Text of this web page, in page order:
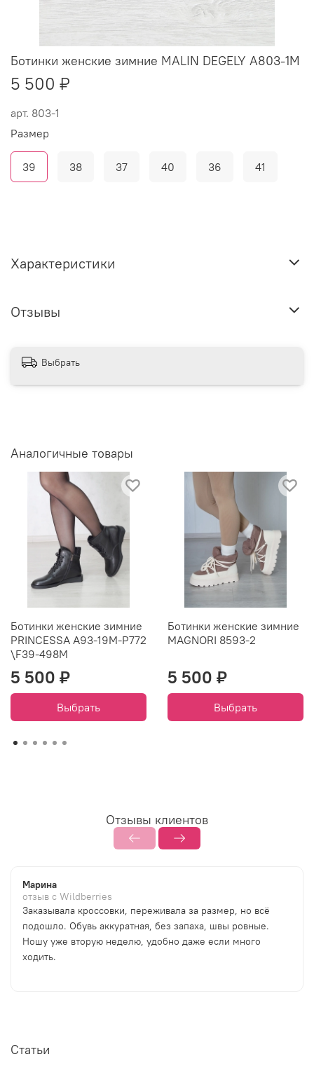
арт. 803-1
Ботинки женские зимние MALIN DEGELY A803-1M
5 500 ₽
Размер
39 38 37 40 36 41
Характеристики
Отзывы
Выбрать
Аналогичные товары
Ботинки женские зимние
PRINCESSA A93-19M-P772
\F39-498M
5 500 ₽
Выбрать
Ботинки женские зимние
MAGNORI 8593-2
5 500 ₽
Выбрать
Отзывы клиентов
Марина
отзыв с Wildberries
Заказывала кроссовки, переживала за размер, но всё
подошло. Обувь аккуратная, без запаха, швы ровные.
Ношу уже вторую неделю, удобно даже если много
ходить.
Статьи